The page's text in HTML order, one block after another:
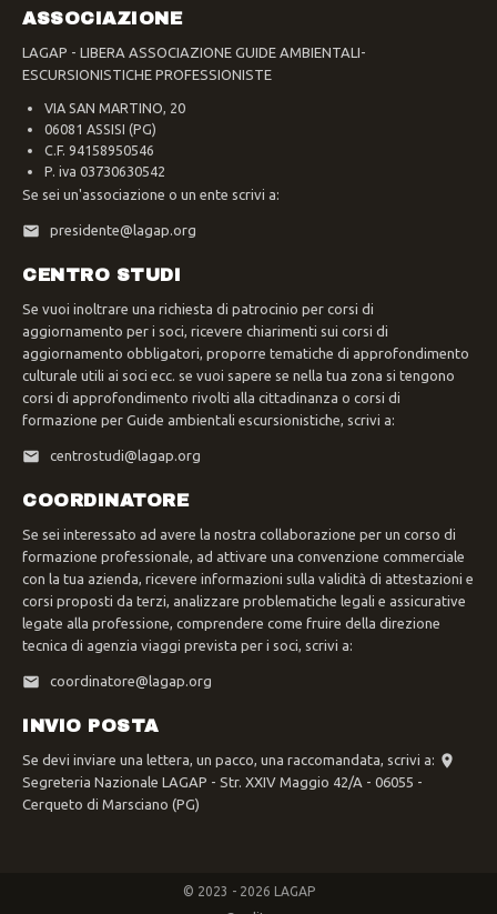
ASSOCIAZIONE
LAGAP - LIBERA ASSOCIAZIONE GUIDE AMBIENTALI-
ESCURSIONISTICHE PROFESSIONISTE
VIA SAN MARTINO, 20
06081 ASSISI (PG)
C.F. 94158950546
P. iva 03730630542
Se sei un'associazione o un ente scrivi a:
presidente@lagap.org
CENTRO STUDI
Se vuoi inoltrare una richiesta di patrocinio per corsi di
aggiornamento per i soci, ricevere chiarimenti sui corsi di
aggiornamento obbligatori, proporre tematiche di approfondimento
culturale utili ai soci ecc. se vuoi sapere se nella tua zona si tengono
corsi di approfondimento rivolti alla cittadinanza o corsi di
formazione per Guide ambientali escursionistiche, scrivi a:
centrostudi@lagap.org
COORDINATORE
Se sei interessato ad avere la nostra collaborazione per un corso di
formazione professionale, ad attivare una convenzione commerciale
con la tua azienda, ricevere informazioni sulla validità di attestazioni e
corsi proposti da terzi, analizzare problematiche legali e assicurative
legate alla professione, comprendere come fruire della direzione
tecnica di agenzia viaggi prevista per i soci, scrivi a:
coordinatore@lagap.org
INVIO POSTA
Se devi inviare una lettera, un pacco, una raccomandata, scrivi a:
Segreteria Nazionale LAGAP - Str. XXIV Maggio 42/A - 06055 -
Cerqueto di Marsciano (PG)
© 2023 - 2026 LAGAP